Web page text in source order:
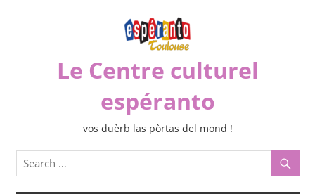
Le Centre culturel
espéranto
vos duèrb las pòrtas del mond !